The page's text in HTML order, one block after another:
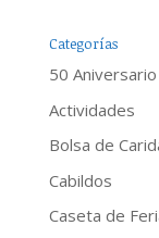
Categorías
50 Aniversario
Actividades
Bolsa de
Cabildos
Caseta de